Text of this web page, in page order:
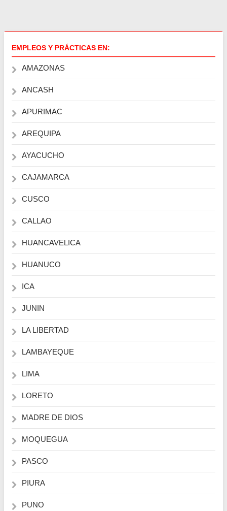
EMPLEOS Y PRÁCTICAS EN:
AMAZONAS
ANCASH
APURIMAC
AREQUIPA
AYACUCHO
CAJAMARCA
CUSCO
CALLAO
HUANCAVELICA
HUANUCO
ICA
JUNIN
LA LIBERTAD
LAMBAYEQUE
LIMA
LORETO
MADRE DE DIOS
MOQUEGUA
PASCO
PIURA
PUNO